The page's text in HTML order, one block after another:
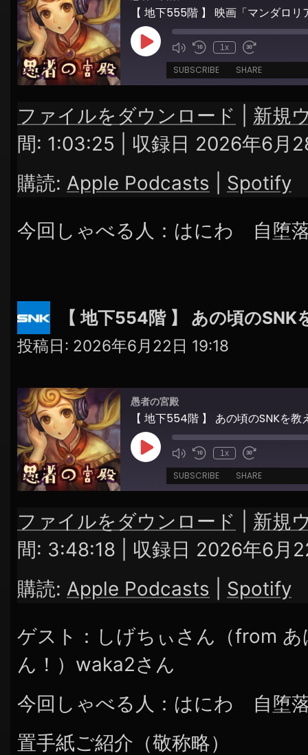
【 地下555階 】 映画「マンダロ
Play
Episode
1x
SUBSCRIBE SHARE
Apple Podcasts Spotify
RSS FEED
SHARE
LINK
EMBED
ファイルをダウンロード
新規
間: 1:03:25
収録日 2026年6月
購読: Apple Podcasts Spotify
今回しゃべる人：はにわ 自堕
【 地下554階 】 あの頃の
投稿日: 2026年6月22日 19:18
愚者の宮殿
【 地下554階 】 あの頃のSNKを
Play
Episode
1x
SUBSCRIBE SHARE
Apple Podcasts Spotify
RSS FEED
SHARE
LINK
EMBED
ファイルをダウンロード
新規
間: 3:48:18
収録日 2026年6月
購読: Apple Podcasts Spotify
ゲスト：しげちぃさん（from
ん！）waka2さん
今回しゃべる人：はにわ 自堕
置手紙ご紹介（敬称略）